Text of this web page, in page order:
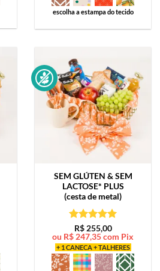
escolha a estampa do tecido
SEM GLÚTEN & SEM
LACTOSE* PLUS
(cesta de metal)
Avaliação5
de 5
R$255,00
ou R$247,35com Pix
+ 1 CANECA + TALHERES